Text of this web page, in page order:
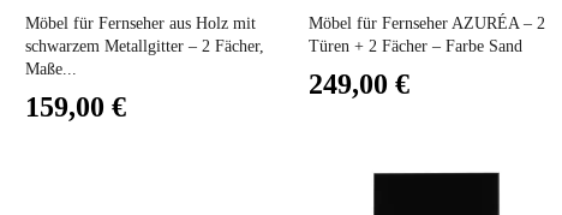
Möbel für Fernseher aus Holz mit
schwarzem Metallgitter – 2 Fächer,
Maße...
159,00 €
Möbel für Fernseher AZURÉA – 2
Türen + 2 Fächer – Farbe Sand
249,00 €